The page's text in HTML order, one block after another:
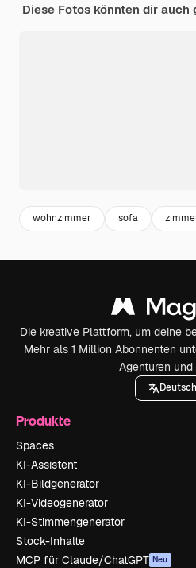
Diese Fotos könnten dir auch
wohnzimmer sofa
Die kreative Plattform, um deine
Mehr als 1 Million Abonnenten
Agenturen und
Deutsch
Produkte
Spaces
KI-Assistent
KI-Bildgenerator
KI-Videogenerator
KI-Stimmengenerator
Stock-Inhalte
MCP für Claude/ChatGPT Neu